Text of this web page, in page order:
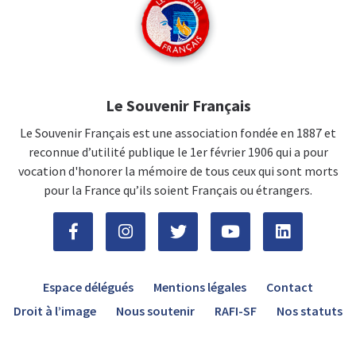
Le Souvenir Français
Le Souvenir Français est une association fondée en 1887 et
reconnue d’utilité publique le 1er février 1906 qui a pour
vocation d'honorer la mémoire de tous ceux qui sont morts
pour la France qu’ils soient Français ou étrangers.
Espace délégués Mentions légales
Contact
Droit à l’image
Nous soutenir RAFI-SF Nos statuts